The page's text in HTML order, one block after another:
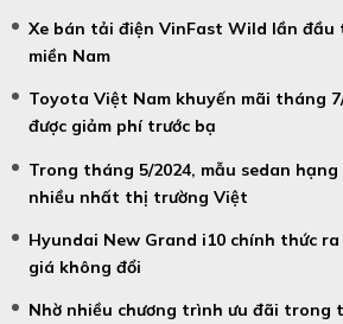
Xe bán tải điện VinFast Wild lần
miền Nam
Toyota Việt Nam khuyến mãi tháng
được giảm phí trước bạ
Trong tháng 5/2024, mẫu sedan hạng
nhiều nhất thị trường Việt
Hyundai New Grand i10 chính thức
giá không đổi
Nhờ nhiều chương trình ưu đãi trong